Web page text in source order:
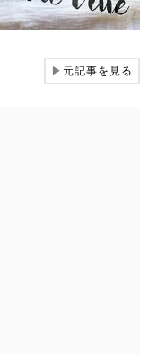
▶元記事を見る